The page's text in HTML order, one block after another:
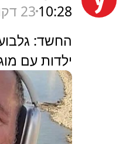
10:28 23 דקות
החשד:
ילדות עם